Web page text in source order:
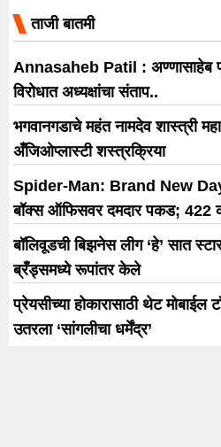
ताजी बातमी
Annasaheb Patil : अण्णासाहेब
विरोधात अध्यक्षांचा संताप..
भगवानगडाचे महंत नामदेव शास्त्री
अँजिओप्लास्टी शस्त्रक्रिया
Spider-Man: Brand New Day
बॉक्स ऑफिसवर दमदार पकड; 422
बॉलिवूडची बिझनेस लीग ‘हे’ सात
ब्रँड्समध्ये रूपांतर केले
प्रेयसीच्या होकारासाठी थेट मोबाईल
उतरला ‘सांगलीचा धर्मेंद्र’